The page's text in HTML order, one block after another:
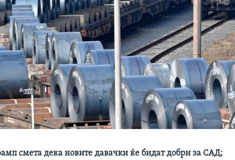
смета дека новите давачки ќе бидат добри за САД;